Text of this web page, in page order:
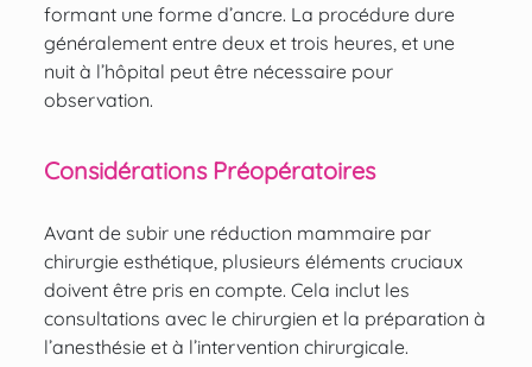
formant une forme d’ancre. La procédure dure
généralement entre deux et trois heures, et une
nuit à l’hôpital peut être nécessaire pour
observation.
Considérations Préopératoires
Avant de subir une réduction mammaire par
chirurgie esthétique, plusieurs éléments cruciaux
doivent être pris en compte. Cela inclut les
consultations avec le chirurgien et la préparation à
l’anesthésie et à l’intervention chirurgicale.